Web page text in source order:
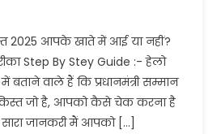
2025 आपके खाते में आई या नहीं?
Step By Stey Guide :- हेलो
बताने वाले हैं कि प्रधानमंत्री सम्मान
जो है, आपको कैसे चेक करना है
जानकरी मैं आपको […]